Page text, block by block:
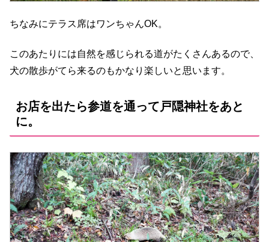
ちなみにテラス席はワンちゃんOK。
このあたりには自然を感じられる道がたくさんあるので、
犬の散歩がてら来るのもかなり楽しいと思います。
お店を出たら参道を通って戸隠神社をあと
に。